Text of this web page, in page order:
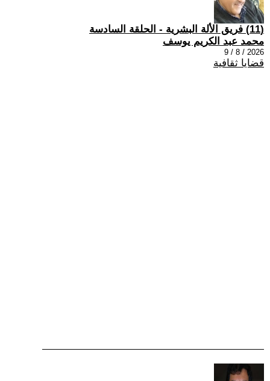
(11) فريق الألة البشرية - الحلقة السادسة
محمد عبد الكريم يوسف
2026 / 8 / 9
قضايا ثقافية